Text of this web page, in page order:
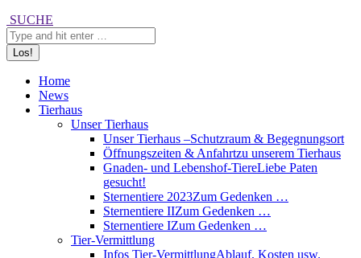
Search:
SUCHE
Home
News
Tierhaus
Unser Tierhaus
Unser Tierhaus –Schutzraum & Begegnungsort
Öffnungszeiten & Anfahrtzu unserem Tierhaus
Gnaden- und Lebenshof-TiereLiebe Paten
gesucht!
Sternentiere 2023Zum Gedenken …
Sternentiere IIZum Gedenken …
Sternentiere IZum Gedenken …
Tier-Vermittlung
Infos Tier-VermittlungAblauf, Kosten usw.